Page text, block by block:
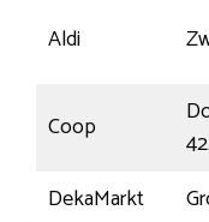
Aldi
Coop
DekaMarkt